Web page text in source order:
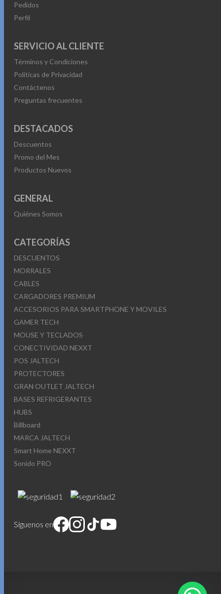
Pedidos
Perfil
SERVICIO AL CLIENTE
Términos y Condiciones
Políticas de Privacidad
Contáctenos
Preguntas frecuentes
DESTACADOS
Descuentos
Promo del Mes
Productos Nuevos
GENERAL
Quiénes Somos
CATEGORÍAS
DESCUENTOS
MORRALES
CABLES
CARGADORES PREMIUM
ACCESORIOS PARA SMARTPHONE Y MOVILES
GAMER TECH
MOUSE Y TECLADOS
CONECTIVIDAD NEXXT
POS JALTECH
PROTECTORES
GRAN OUTLET JALTECH
BASES REFRIGERANTES
HUBS
Billboard
MARCA JALTECH
Smart Home NEXXT
Sonido PRO
Síguenos en